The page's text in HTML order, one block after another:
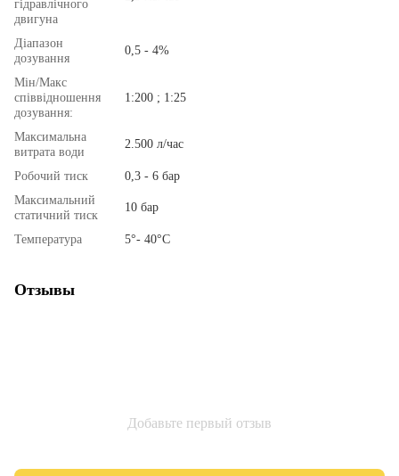
гідравлічного
двигуна
Діапазон
дозування
0,5 - 4%
Мін/Макс
співвідношення
дозування:
1:200 ; 1:25
Максимальна
витрата води
2.500 л/час
Робочий тиск
0,3 - 6 бар
Максимальний
статичний тиск
10 бар
Температура 5°- 40°С
Отзывы
Добавьте первый отзыв